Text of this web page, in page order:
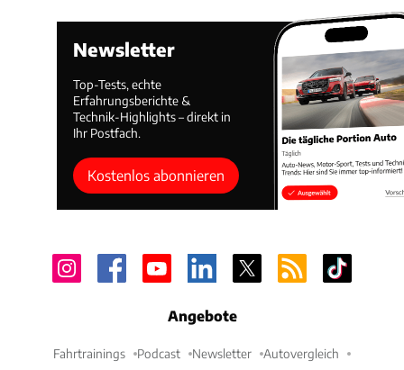
Newsletter
Top-Tests, echte
Erfahrungsberichte &
Technik-Highlights – direkt in
Ihr Postfach.
Kostenlos abonnieren
Angebote
Fahrtrainings Podcast Newsletter Autovergleich